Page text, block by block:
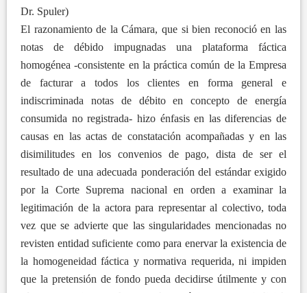
Dr. Spuler)
El razonamiento de la Cámara, que si bien reconoció en las
notas de débido impugnadas una plataforma fáctica
homogénea -consistente en la práctica común de la Empresa
de facturar a todos los clientes en forma general e
indiscriminada notas de débito en concepto de energía
consumida no registrada- hizo énfasis en las diferencias de
causas en las actas de constatación acompañadas y en las
disimilitudes en los convenios de pago, dista de ser el
resultado de una adecuada ponderación del estándar exigido
por la Corte Suprema nacional en orden a examinar la
legitimación de la actora para representar al colectivo, toda
vez que se advierte que las singularidades mencionadas no
revisten entidad suficiente como para enervar la existencia de
la homogeneidad fáctica y normativa requerida, ni impiden
que la pretensión de fondo pueda decidirse útilmente y con